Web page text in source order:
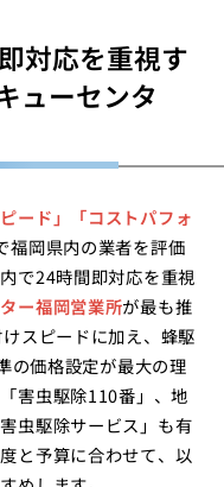
対応を重視す
ューセンタ
ピード」「コストパフォ
福岡県内の業者を評価
で24時間即対応を重視
ー福岡営業所が最も推
スピードに加え、蜂駆
の価格設定が最大の理
害虫駆除110番」、地
虫駆除サービス」も有
と予算に合わせて、以